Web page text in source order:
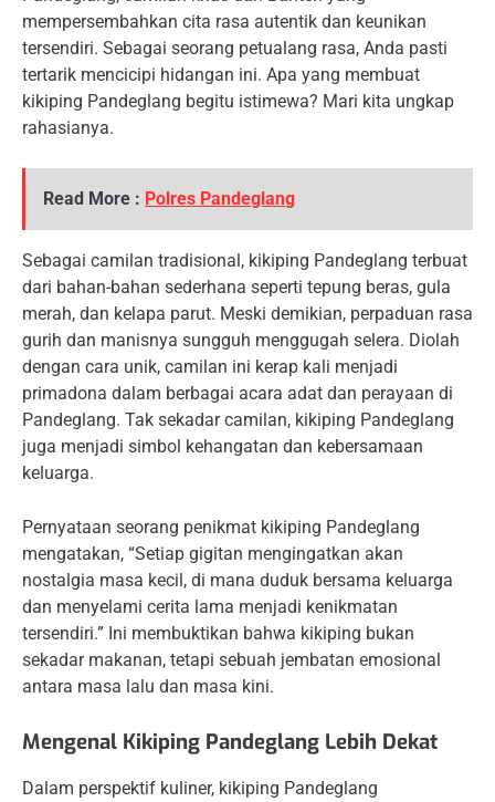
mempersembahkan cita rasa autentik dan keunikan
tersendiri. Sebagai seorang petualang rasa, Anda pasti
tertarik mencicipi hidangan ini. Apa yang membuat
kikiping Pandeglang begitu istimewa? Mari kita ungkap
rahasianya.
Read More : Polres Pandeglang
Sebagai camilan tradisional, kikiping Pandeglang terbuat
dari bahan-bahan sederhana seperti tepung beras, gula
merah, dan kelapa parut. Meski demikian, perpaduan rasa
gurih dan manisnya sungguh menggugah selera. Diolah
dengan cara unik, camilan ini kerap kali menjadi
primadona dalam berbagai acara adat dan perayaan di
Pandeglang. Tak sekadar camilan, kikiping Pandeglang
juga menjadi simbol kehangatan dan kebersamaan
keluarga.
Pernyataan seorang penikmat kikiping Pandeglang
mengatakan, “Setiap gigitan mengingatkan akan
nostalgia masa kecil, di mana duduk bersama keluarga
dan menyelami cerita lama menjadi kenikmatan
tersendiri.” Ini membuktikan bahwa kikiping bukan
sekadar makanan, tetapi sebuah jembatan emosional
antara masa lalu dan masa kini.
Mengenal Kikiping Pandeglang Lebih Dekat
Dalam perspektif kuliner, kikiping Pandeglang